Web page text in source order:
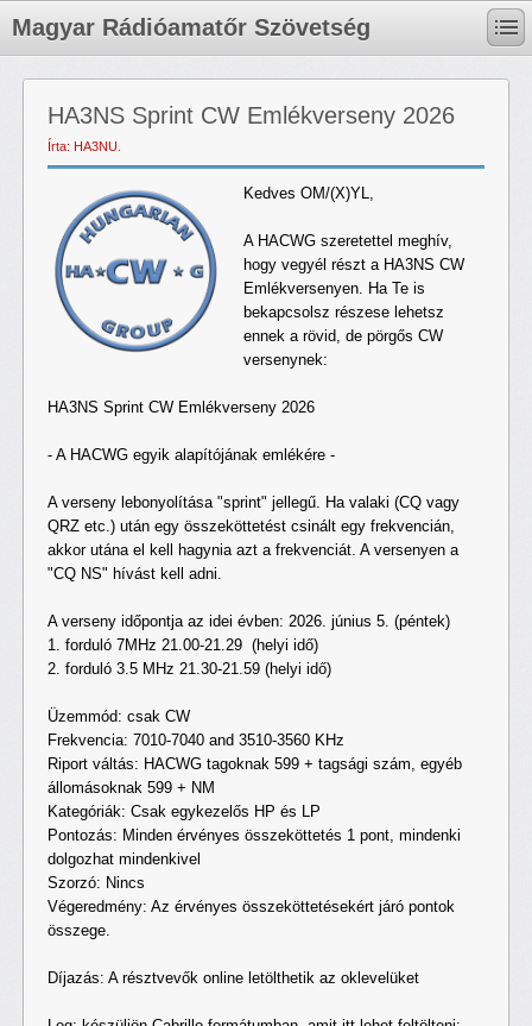
Magyar Rádióamatőr Szövetség
HA3NS Sprint CW Emlékverseny 2026
Írta: HA3NU.
Kedves OM/(X)YL,
A HACWG szeretettel meghív,
hogy vegyél részt a HA3NS CW
Emlékversenyen. Ha Te is
bekapcsolsz részese lehetsz
ennek a rövid, de pörgős CW
versenynek:
HA3NS Sprint CW Emlékverseny 2026
- A HACWG egyik alapítójának emlékére -
A verseny lebonyolítása "sprint" jellegű. Ha valaki (CQ vagy
QRZ etc.) után egy összeköttetést csinált egy frekvencián,
akkor utána el kell hagynia azt a frekvenciát. A versenyen a
"CQ NS" hívást kell adni.
A verseny időpontja az idei évben: 2026. június 5. (péntek)
1. forduló 7MHz 21.00-21.29 (helyi idő)
2. forduló 3.5 MHz 21.30-21.59 (helyi idő)
Üzemmód: csak CW
Frekvencia: 7010-7040 and 3510-3560 KHz
Riport váltás: HACWG tagoknak 599 + tagsági szám, egyéb
állomásoknak 599 + NM
Kategóriák: Csak egykezelős HP és LP
Pontozás: Minden érvényes összeköttetés 1 pont, mindenki
dolgozhat mindenkivel
Szorzó: Nincs
Végeredmény: Az érvényes összeköttetésekért járó pontok
összege.
Díjazás: A résztvevők online letölthetik az oklevelüket